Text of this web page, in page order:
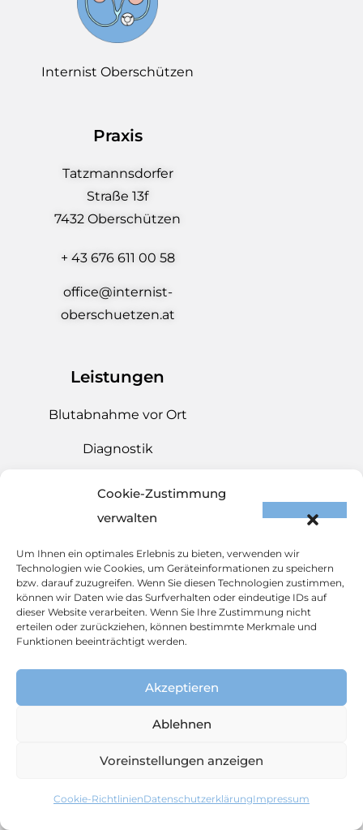
Cookie-Zustimmung
verwalten
Um Ihnen ein optimales Erlebnis zu bieten, verwenden wir
Technologien wie Cookies, um Geräteinformationen zu speichern
bzw. darauf zuzugreifen. Wenn Sie diesen Technologien zustimmen,
können wir Daten wie das Surfverhalten oder eindeutige IDs auf
dieser Website verarbeiten. Wenn Sie Ihre Zustimmung nicht
erteilen oder zurückziehen, können bestimmte Merkmale und
Funktionen beeinträchtigt werden.
Akzeptieren
Ablehnen
Voreinstellungen anzeigen
Cookie-RichtlinienDatenschutz­erklärungImpressum
Internist Oberschützen
Praxis
Tatzmannsdorfer
Straße 13f
7432 Oberschützen
+ 43 676 611 00 58
office@internist-
oberschuetzen.at
Leistungen
Blutabnahme vor Ort
Diagnostik
Nephrologische
Spezialisten
Dr. Bruna Brunetta
Dr. Mathias-Maximilian
Lindermuth
Dr. Eszter Benczik